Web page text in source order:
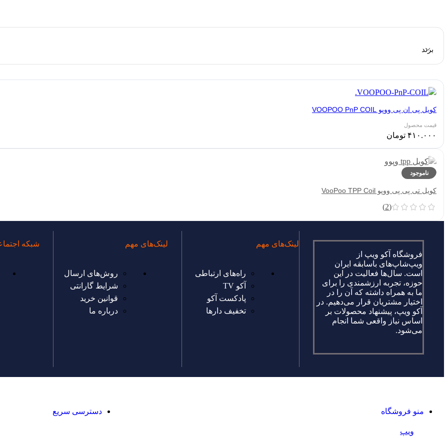
برند
کویل پی ان پی ووپو VOOPOO PnP COIL
۴۱۰.۰۰۰ تومان
ناموجود
کویل تی پی پی ووپو VooPoo TPP Coil
(2)
فروشگاه آکو ویپ از
ویپ‌شاپ‌های باسابقه ایران
است. سال‌ها فعالیت در این
حوزه، تجربه ارزشمندی را برای
ما به همراه داشته که آن را در
اختیار مشتریان قرار می‌دهیم. در
آکو ویپ، پیشنهاد محصولات بر
اساس نیاز واقعی شما انجام
می‌شود.
لینک‌های مهم
راه‌های ارتباطی
آکو TV
پادکست آکو
تخفیف دارها
لینک‌های مهم
روش‌های ارسال
شرایط گارانتی
قوانین خرید
درباره ما
شبکه
منو فروشگاه دسترسی سریع
ویپ